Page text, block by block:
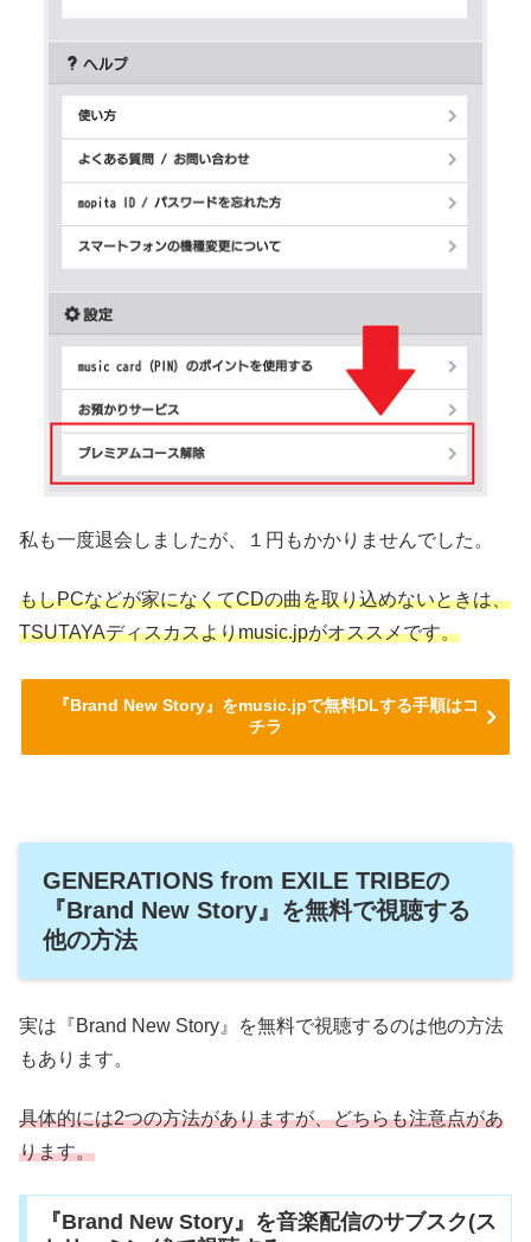
私も一度退会しましたが、１円もかかりませんでした。
もしPCなどが家になくてCDの曲を取り込めないときは、
TSUTAYAディスカスよりmusic.jpがオススメです。
『Brand New Story』をmusic.jpで無料DLする手順はコ
チラ
GENERATIONS from EXILE TRIBEの
『Brand New Story』を無料で視聴する
他の方法
実は『Brand New Story』を無料で視聴するのは他の方法
もあります。
具体的には2つの方法がありますが、どちらも注意点があ
ります。
『Brand New Story』を音楽配信のサブスク(ス